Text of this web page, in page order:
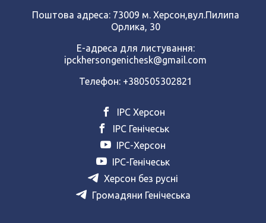
Поштова адреса: 73009 м. Херсон,вул.Пилипа
Орлика, 30
Е-адреса для листування:
ipckhersongenichesk@gmail.com
Телефон: +380505302821
ІРС Херсон
ІРС Генічеськ
ІРС-Херсон
ІРС-Генічеськ
Херсон без русні
Громадяни Генічеська